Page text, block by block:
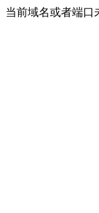
当前域名或者端口